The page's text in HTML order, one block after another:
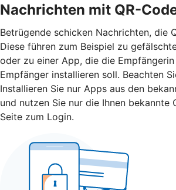
Nachrichten mit QR-
Betrügende schicken Nachrichten, die
Diese führen zum Beispiel zu
oder zu einer App, die die
Empfänger installieren soll. Beachten
Installieren Sie nur Apps aus den
und nutzen Sie nur die Ihnen bekannte
Seite zum Login.